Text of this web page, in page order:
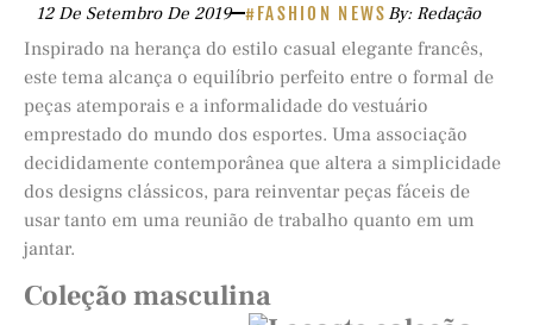
12 De Setembro De 2019 #FASHION NEWS By: Redação
Inspirado na herança do estilo casual elegante francês,
este tema alcança o equilíbrio perfeito entre o formal de
peças atemporais e a informalidade do vestuário
emprestado do mundo dos esportes. Uma associação
decididamente contemporânea que altera a simplicidade
dos designs clássicos, para reinventar peças fáceis de
usar tanto em uma reunião de trabalho quanto em um
jantar.
Coleção masculina